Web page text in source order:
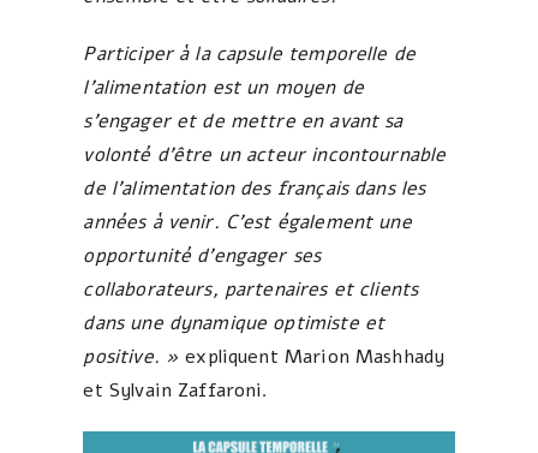
Participer à la capsule temporelle de
l’alimentation est un moyen de
s’engager et de mettre en avant sa
volonté d’être un acteur incontournable
de l’alimentation des français dans les
années à venir. C’est également une
opportunité d’engager ses
collaborateurs, partenaires et clients
dans une dynamique optimiste et
positive. » expliquent Marion Mashhady
et Sylvain Zaffaroni.